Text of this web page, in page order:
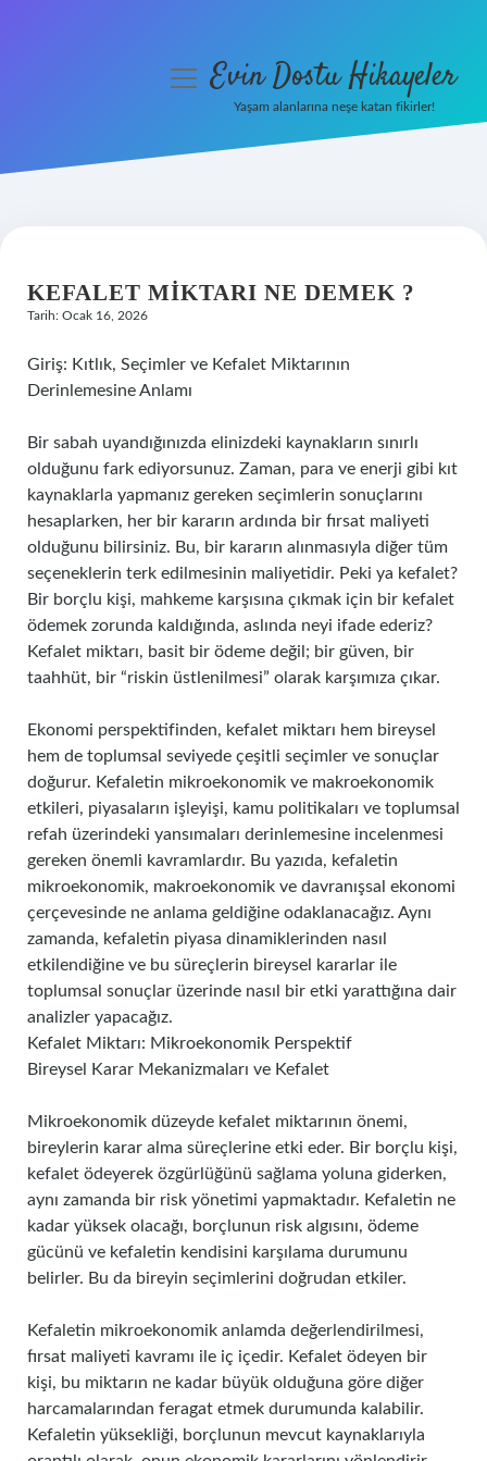
Hakkımızda
menüyüEvin Dostu Hikayeler
Yaşam alanlarına neşe katan fikirler!
KEFALET MIKTARI NE DEMEK ?
Tarih: Ocak 16, 2026
Giriş: Kıtlık, Seçimler ve Kefalet Miktarının
Derinlemesine Anlamı
Bir sabah uyandığınızda elinizdeki kaynakların sınırlı
olduğunu fark ediyorsunuz. Zaman, para ve enerji gibi kıt
kaynaklarla yapmanız gereken seçimlerin sonuçlarını
hesaplarken, her bir kararın ardında bir fırsat maliyeti
olduğunu bilirsiniz. Bu, bir kararın alınmasıyla diğer tüm
seçeneklerin terk edilmesinin maliyetidir. Peki ya kefalet?
Bir borçlu kişi, mahkeme karşısına çıkmak için bir kefalet
ödemek zorunda kaldığında, aslında neyi ifade ederiz?
Kefalet miktarı, basit bir ödeme değil; bir güven, bir
taahhüt, bir “riskin üstlenilmesi” olarak karşımıza çıkar.
Ekonomi perspektifinden, kefalet miktarı hem bireysel
hem de toplumsal seviyede çeşitli seçimler ve sonuçlar
doğurur. Kefaletin mikroekonomik ve makroekonomik
etkileri, piyasaların işleyişi, kamu politikaları ve toplumsal
refah üzerindeki yansımaları derinlemesine incelenmesi
gereken önemli kavramlardır. Bu yazıda, kefaletin
mikroekonomik, makroekonomik ve davranışsal ekonomi
çerçevesinde ne anlama geldiğine odaklanacağız. Aynı
zamanda, kefaletin piyasa dinamiklerinden nasıl
etkilendiğine ve bu süreçlerin bireysel kararlar ile
toplumsal sonuçlar üzerinde nasıl bir etki yarattığına dair
analizler yapacağız.
Kefalet Miktarı: Mikroekonomik Perspektif
Bireysel Karar Mekanizmaları ve Kefalet
Mikroekonomik düzeyde kefalet miktarının önemi,
bireylerin karar alma süreçlerine etki eder. Bir borçlu kişi,
kefalet ödeyerek özgürlüğünü sağlama yoluna giderken,
aynı zamanda bir risk yönetimi yapmaktadır. Kefaletin ne
kadar yüksek olacağı, borçlunun risk algısını, ödeme
gücünü ve kefaletin kendisini karşılama durumunu
belirler. Bu da bireyin seçimlerini doğrudan etkiler.
Kefaletin mikroekonomik anlamda değerlendirilmesi,
fırsat maliyeti kavramı ile iç içedir. Kefalet ödeyen bir
kişi, bu miktarın ne kadar büyük olduğuna göre diğer
harcamalarından feragat etmek durumunda kalabilir.
Kefaletin yüksekliği, borçlunun mevcut kaynaklarıyla